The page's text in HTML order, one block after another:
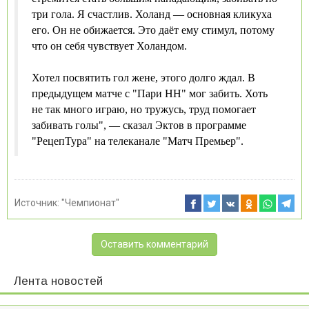
три гола. Я счастлив. Холанд — основная кликуха
его. Он не обижается. Это даёт ему стимул, потому
что он себя чувствует Холандом.
Хотел посвятить гол жене, этого долго ждал. В
предыдущем матче с "Пари НН" мог забить. Хоть
не так много играю, но тружусь, труд помогает
забивать голы", — сказал Эктов в программе
"РецепТура" на телеканале "Матч Премьер".
Источник: "Чемпионат"
Оставить комментарий
Лента новостей